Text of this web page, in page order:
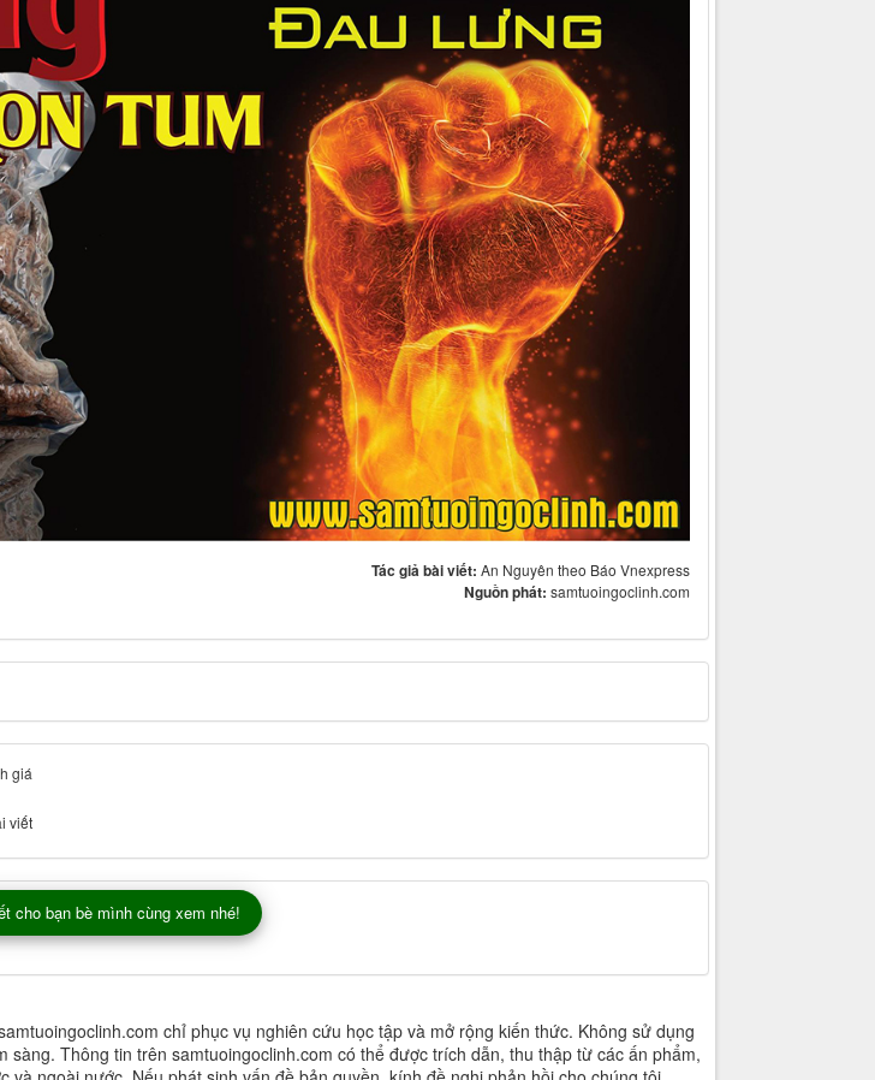
Tác giả bài viết: An Nguyên theo Báo Vnexpress
Nguồn phát: samtuoingoclinh.com
giá
viết
cho bạn bè mình cùng xem nhé!
chỉ phục vụ nghiên cứu học tập và mở rộng kiến thức. Không sử dụng
sàng. Thông tin trên samtuoingoclinh.com có thể được trích dẫn, thu thập từ các ấn phẩm,